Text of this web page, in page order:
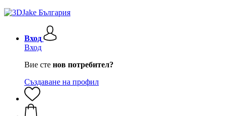
Вход
Вход
Вие сте нов потребител?
Създаване на профил